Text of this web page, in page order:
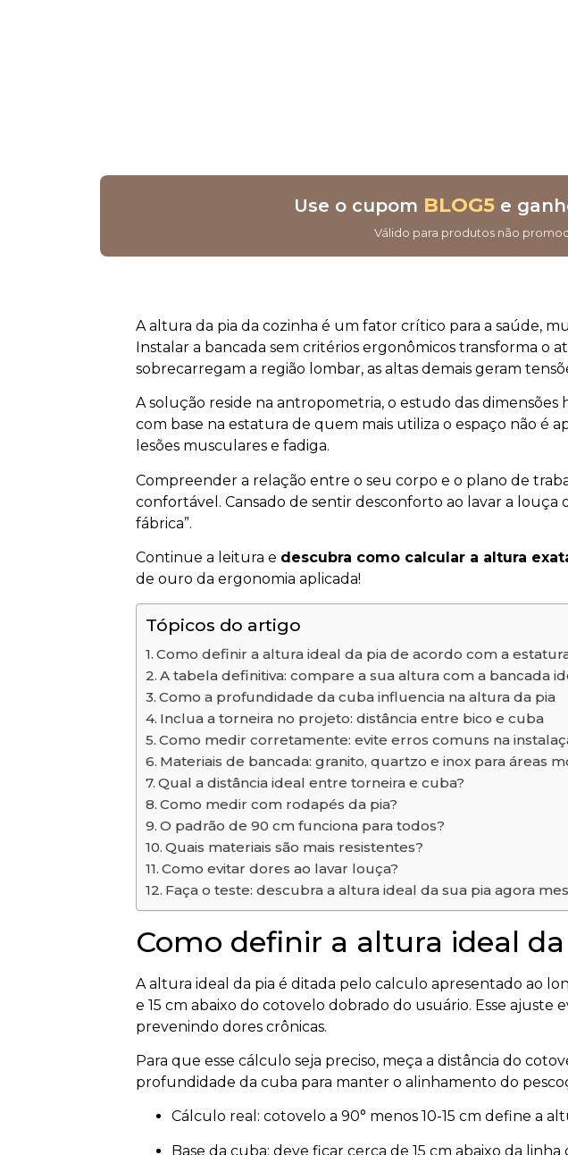
Use o cupom BLOG5e
Válido para produtos não
A altura da pia da cozinha é um fator crítico para a saúde,
Instalar a bancada sem critérios ergonômicos transforma o
sobrecarregam a região lombar, as altas demais geram
A solução reside na antropometria, o estudo das
com base na estatura de quem mais utiliza o espaço não é
lesões musculares e fadiga.
Compreender a relação entre o seu corpo e o plano de
confortável. Cansado de sentir desconforto ao lavar a louça
fábrica”.
Continue a leitura e descubra como calcular a altura
de ouro da ergonomia aplicada!
Tópicos do artigo
Como definir a altura ideal da pia de acordo com a
A tabela definitiva: compare a sua altura com a bancada
Como a profundidade da cuba influencia na altura da pia
Inclua a torneira no projeto: distância entre bico e cuba
Como medir corretamente: evite erros comuns na
Materiais de bancada: granito, quartzo e inox para áreas
Qual a distância ideal entre torneira e cuba?
Como medir com rodapés da pia?
O padrão de 90 cm funciona para todos?
Quais materiais são mais resistentes?
Como evitar dores ao lavar louça?
Faça o teste: descubra a altura ideal da sua pia agora
Como definir a altura ideal
A altura ideal da pia é ditada pelo calculo apresentado ao
e 15 cm abaixo do cotovelo dobrado do usuário. Esse
prevenindo dores crônicas.
Para que esse cálculo seja preciso, meça a distância do
profundidade da cuba para manter o alinhamento do
Cálculo real: cotovelo a 90° menos 10-15 cm define a
Base da cuba: deve ficar cerca de 15 cm abaixo da linha